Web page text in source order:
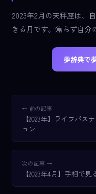
2023年2月の天秤座は、
きる月です。焦らず自分
夢辞典で
← 前の記事
【2023年】ライフパス
ョン
次の記事 →
【2023年4月】手相で